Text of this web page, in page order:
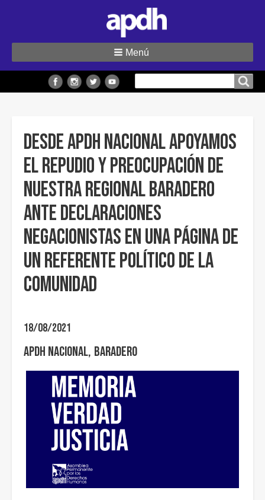
sitio
Menú
Desde APDH Nacional apoyamos
el repudio y preocupación de
nuestra Regional Baradero
ante declaraciones
negacionistas en una página de
un referente político de la
comunidad
18/08/2021
APDH Nacional Baradero